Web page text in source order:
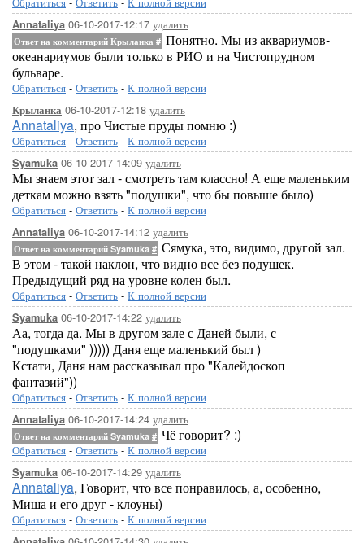
Annataliya 06-10-2017-12:17 удалить
Ответ на комментарий Крыланка # Понятно. Мы из аквариумов-
океанариумов были только в РИО и на Чистопрудном
бульваре.
Обратиться - Ответить - К полной версии
Крыланка 06-10-2017-12:18 удалить
Annataliya, про Чистые пруды помню :)
Обратиться - Ответить - К полной версии
Syamuka 06-10-2017-14:09 удалить
Мы знаем этот зал - смотреть там классно! А еще маленьким
деткам можно взять "подушки", что бы повыше было)
Обратиться - Ответить - К полной версии
Annataliya 06-10-2017-14:12 удалить
Ответ на комментарий Syamuka # Сямука, это, видимо, другой зал.
В этом - такой наклон, что видно все без подушек.
Предыдущий ряд на уровне колен был.
Обратиться - Ответить - К полной версии
Syamuka 06-10-2017-14:22 удалить
Аа, тогда да. Мы в другом зале с Даней были, с
"подушками" ))))) Даня еще маленький был )
Кстати, Даня нам рассказывал про "Калейдоскоп
фантазий"))
Обратиться - Ответить - К полной версии
Annataliya 06-10-2017-14:24 удалить
Ответ на комментарий Syamuka # Чё говорит? :)
Обратиться - Ответить - К полной версии
Syamuka 06-10-2017-14:29 удалить
Annataliya, Говорит, что все понравилось, а, особенно,
Миша и его друг - клоуны)
Обратиться - Ответить - К полной версии